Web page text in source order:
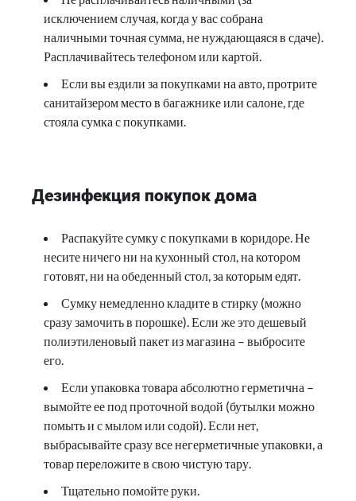
исключением случая, когда у вас собрана
наличными точная сумма, не нуждающаяся в сдаче).
Расплачивайтесь телефоном или картой.
Если вы ездили за покупками на авто, протрите
санитайзером место в багажнике или салоне, где
стояла сумка с покупками.
Дезинфекция покупок дома
Распакуйте сумку с покупками в коридоре. Не
несите ничего ни на кухонный стол, на котором
готовят, ни на обеденный стол, за которым едят.
Сумку немедленно кладите в стирку (можно
сразу замочить в порошке). Если же это дешевый
полиэтиленовый пакет из магазина – выбросите
его.
Если упаковка товара абсолютно герметична –
вымойте ее под проточной водой (бутылки можно
помыть и с мылом или содой). Если нет,
выбрасывайте сразу все негерметичные упаковки, а
товар переложите в свою чистую тару.
Тщательно помойте руки.